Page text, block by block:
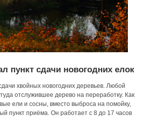
пункт сдачи новогодних елок
хвойных новогодних деревьев. Любой
отслужившее дерево на переработку. Как
ели и сосны, вместо выброса на помойку,
пункт приёма. Он работает с 8 до 17 часов